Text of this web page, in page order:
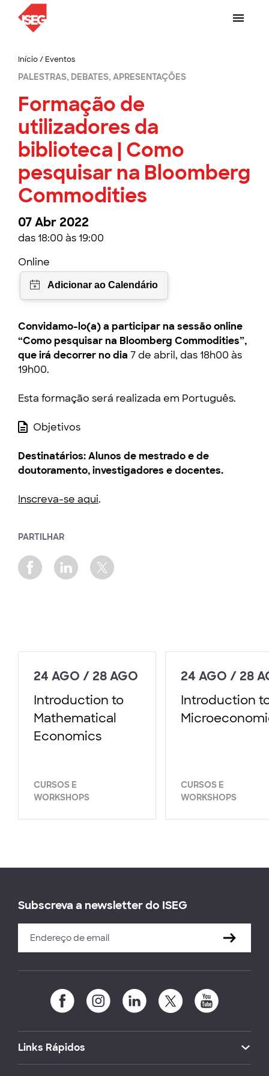
Início/ Eventos
PALESTRAS, DEBATES, APRESENTAÇÕES
Formação de
utilizadores da
biblioteca | Como
pesquisar na Bloomberg
Commodities
07 Abr 2022
das 18:00 às 19:00
Online
Convidamo-lo(a) a participar na sessão online
“Como pesquisar na Bloomberg Commodities”,
que irá decorrer no dia 7 de abril, das 18h00 às
19h00.
Esta formação será realizada em Português.
Objetivos
Destinatários:Alunos de mestrado e de
doutoramento, investigadores e docentes.
Inscreva-se aqui.
PARTILHAR
24 AGO / 28 AGO
Introduction to
Mathematical
Economics
CURSOS E
WORKSHOPS
24 AGO / 28
Introduction
CURSOS E
WORKSHOPS
Subscreva a newsletter do ISEG
Links Rápidos